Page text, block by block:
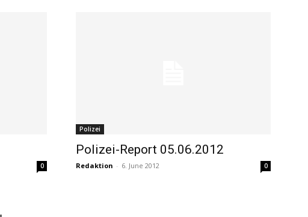
0
Polizei
Polizei-Report 05.06.2012
Redaktion - 6. June 2012 0